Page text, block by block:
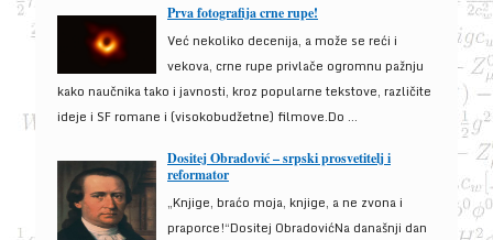
Prva fotografija crne rupe!
Već nekoliko decenija, a može se reći i
vekova, crne rupe privlače ogromnu pažnju
kako naučnika tako i javnosti, kroz popularne tekstove, različite
ideje i SF romane i (visokobudžetne) filmove.Do ...
Dositej Obradović – srpski prosvetitelj i
reformator
„Knjige, braćo moja, knjige, a ne zvona i
praporce!“Dositej ObradovićNa današnji dan